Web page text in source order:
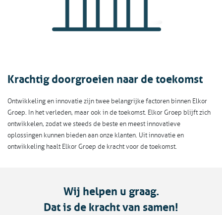
Krachtig doorgroeien naar de toekomst
Ontwikkeling en innovatie zijn twee belangrijke factoren binnen Elkor
Groep. In het verleden, maar ook in de toekomst. Elkor Groep blijft zich
ontwikkelen, zodat we steeds de beste en meest innovatieve
oplossingen kunnen bieden aan onze klanten. Uit innovatie en
ontwikkeling haalt Elkor Groep de kracht voor de toekomst.
Wij helpen u graag.
Dat is de kracht van samen!